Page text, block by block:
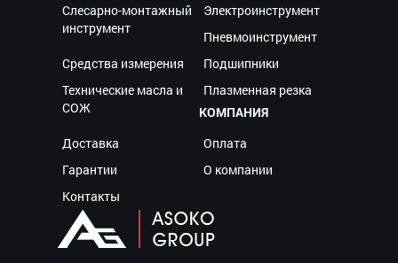
Слесарно-монтажный
инструмент
Электроинструмент
Пневмоинструмент
Средства измерения
Подшипники
Технические масла и
СОЖ
Плазменная резка
КОМПАНИЯ
Доставка
Оплата
Гарантии
О компании
Контакты